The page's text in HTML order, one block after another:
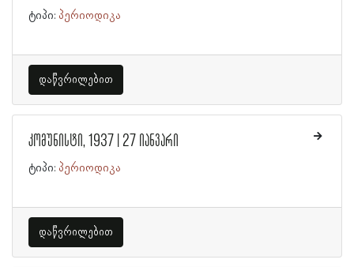
ტიპი: პერიოდიკა
დაწვრილებით
კომუნისტი, 1937 | 27 იანვარი
ტიპი: პერიოდიკა
დაწვრილებით